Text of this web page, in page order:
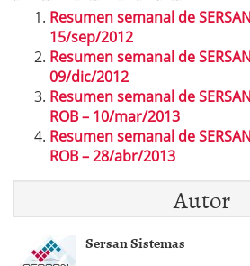
Resumen semanal de
15/sep/2012
Resumen semanal de
09/dic/2012
Resumen semanal de
ROB – 10/mar/2013
Resumen semanal de
ROB – 28/abr/2013
Autor
Sersan Sistemas